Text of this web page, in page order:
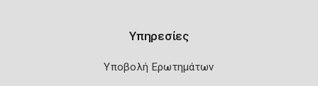
Υπηρεσίες
Υποβολή Ερωτημάτων